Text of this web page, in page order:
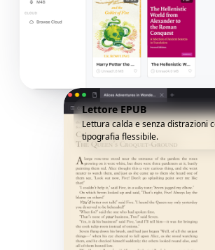
Lettore EPUB
Lettura calda e senza distrazioni
tipografia flessibile.